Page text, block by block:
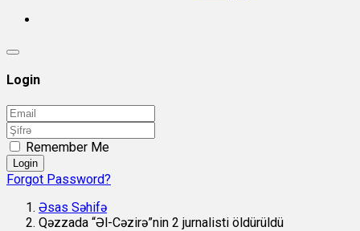
Login
Remember Me
Login
Forgot Password?
Əsas Səhifə
Qəzzada “Əl-Cəzirə”nin 2 jurnalisti öldürüldü